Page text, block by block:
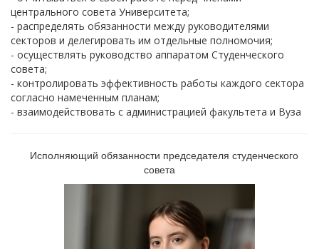
центрального совета Университета;
- распределять обязанности между руководителями
секторов и делегировать им отдельные полномочия;
- осуществлять руководство аппаратом Студенческого
совета;
- контролировать эффективность работы каждого сектора
согласно намеченным планам;
- взаимодействовать с администрацией факультета и Вуза
Исполняющий обязанности председателя студенческого
совета